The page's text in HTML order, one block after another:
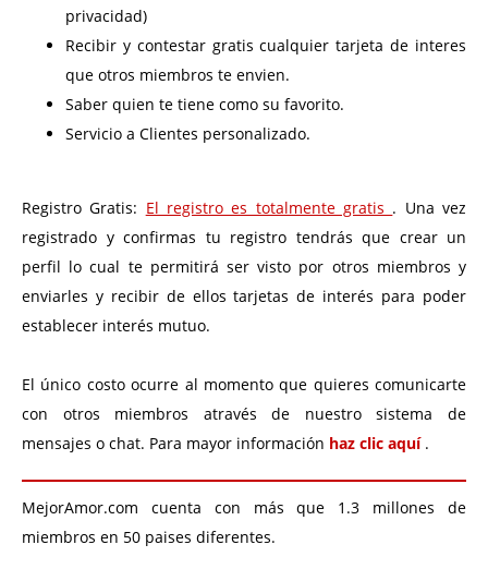
privacidad)
Recibir y contestar gratis cualquier tarjeta de interes
que otros miembros te envien.
Saber quien te tiene como su favorito.
Servicio a Clientes personalizado.
Registro Gratis: El registro es totalmente gratis . Una vez
registrado y confirmas tu registro tendrás que crear un
perfil lo cual te permitirá ser visto por otros miembros y
enviarles y recibir de ellos tarjetas de interés para poder
establecer interés mutuo.
El único costo ocurre al momento que quieres comunicarte
con otros miembros através de nuestro sistema de
mensajes o chat. Para mayor información haz clic aquí .
MejorAmor.com cuenta con más que 1.3 millones de
miembros en 50 paises diferentes.